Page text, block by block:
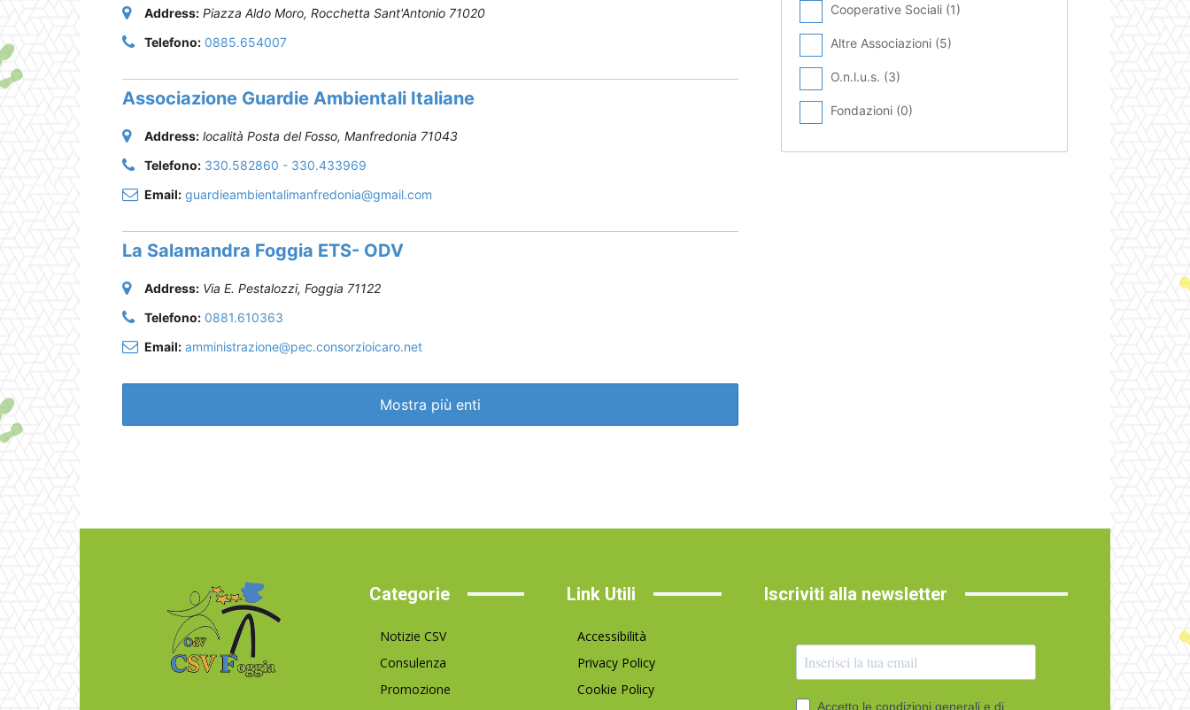
Address: Piazza Aldo Moro, Rocchetta Sant'Antonio 71020
Telefono: 0885.654007
Associazione Guardie Ambientali Italiane
Address: località Posta del Fosso, Manfredonia 71043
Telefono: 330.582860 - 330.433969
Email: guardieambientalimanfredonia@gmail.com
La Salamandra Foggia ETS- ODV
Address: Via E. Pestalozzi, Foggia 71122
Telefono: 0881.610363
Email: amministrazione@pec.consorzioicaro.net
Mostra più enti
Cooperative Sociali (1)
Altre Associazioni (5)
O.n.l.u.s. (3)
Fondazioni (0)
Categorie
Notizie CSV
Consulenza
Promozione
Link Utili
Accessibilità
Privacy Policy
Cookie Policy
Iscriviti alla newsletter